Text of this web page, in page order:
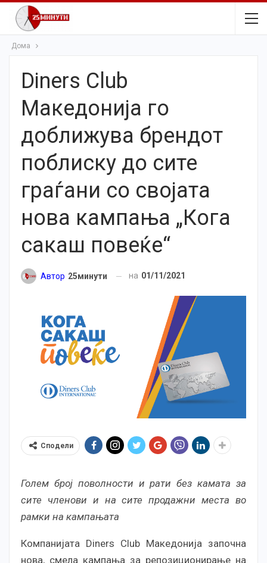
Дома
Diners Club
Македонија го
доближува брендот
поблиску до сите
граѓани со својата
нова кампања „Кога
сакаш повеќе“
Автор 25минути на 01/11/2021
Сподели
Голем број поволности и рати без камата за
сите членови и на сите продажни места во
рамки на кампањата
Компанијата Diners Club Македонија започна
нова, смела кампања за репозиционирање на